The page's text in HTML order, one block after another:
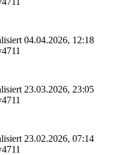
04.04.2026, 12:18
23.03.2026, 23:05
23.02.2026, 07:14